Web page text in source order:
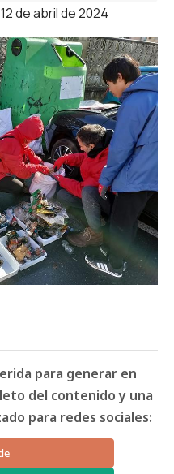
de abril de 2024
para generar en
del contenido y una
para redes sociales: